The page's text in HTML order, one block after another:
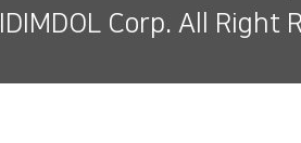
Corp. All Right